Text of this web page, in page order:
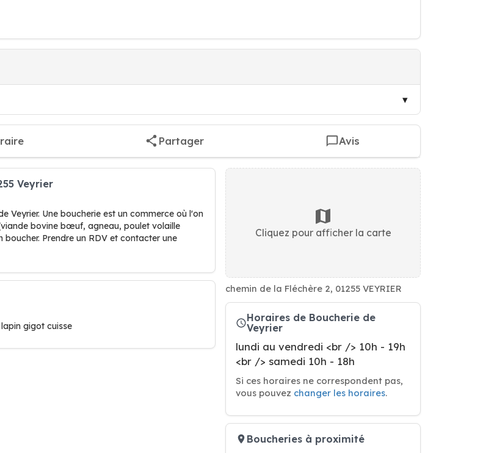
Partager Avis
Veyrier
Veyrier. Une boucherie est un commerce où l'on
bovine bœuf, agneau, poulet volaille
Prendre un RDV et contacter une
gigot cuisse
Cliquez pour afficher la carte
chemin de la Fléchère 2, 01255 VEYRIER
Horaires de Boucherie de
Veyrier
lundi au vendredi <br /> 10h - 19h
<br /> samedi 10h - 18h
Si ces horaires ne correspondent pas,
vous pouvez changer les horaires.
Boucheries à proximité